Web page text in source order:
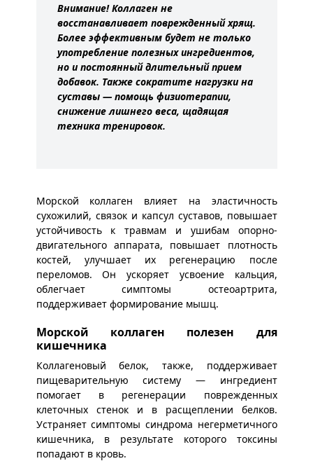
Внимание! Коллаген не
восстанавливает поврежденный хрящ.
Более эффективным будет не только
употребление полезных ингредиентов,
но и постоянный длительный прием
добавок. Также сократите нагрузки на
суставы — помощь физиотерапии,
снижение лишнего веса, щадящая
техника тренировок.
Морской коллаген влияет на эластичность
сухожилий, связок и капсул суставов, повышает
устойчивость к травмам и ушибам опорно-
двигательного аппарата, повышает плотность
костей, улучшает их регенерацию после
переломов. Он ускоряет усвоение кальция,
облегчает симптомы остеоартрита,
поддерживает формирование мышц.
Морской коллаген полезен для
кишечника
Коллагеновый белок, также, поддерживает
пищеварительную систему — ингредиент
помогает в регенерации поврежденных
клеточных стенок и в расщеплении белков.
Устраняет симптомы синдрома негерметичного
кишечника, в результате которого токсины
попадают в кровь.